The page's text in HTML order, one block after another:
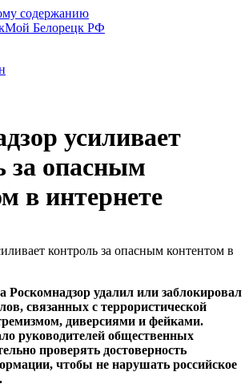
содержанию
Мой Белорецк РФ
усиливает
за опасным
в интернете
Роскомнадзор удалил или заблокировал
связанных с террористической
диверсиями и фейками.
руководителей общественных
проверять достоверность
чтобы не нарушать российское